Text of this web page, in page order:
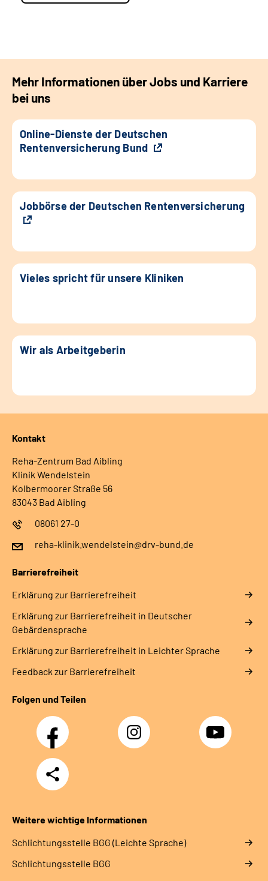
Mehr Informationen über Jobs und Karriere
bei uns
Online-Dienste der Deutschen
Rentenversicherung Bund
Jobbörse der Deutschen Rentenversicherung
Vieles spricht für unsere Kliniken
Wir als Arbeitgeberin
Kontakt
Reha-Zentrum Bad Aibling
Klinik Wendelstein
Kolbermoorer Straße 56
83043 Bad Aibling
08061 27-0
reha-klinik.wendelstein@drv-bund.de
Barrierefreiheit
Erklärung zur Barrierefreiheit
Erklärung zur Barrierefreiheit in Deutscher
Gebärdensprache
Erklärung zur Barrierefreiheit in Leichter Sprache
Feedback zur Barrierefreiheit
Folgen und Teilen
Facebook Instagram YouTube
Teilen
Weitere wichtige Informationen
Schlich­tungs­stel­le BGG (Leichte Sprache)
Schlich­tungs­stel­le BGG